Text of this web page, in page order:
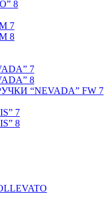
8
7
8
7
8
“NEVADA” FW 7
7
8